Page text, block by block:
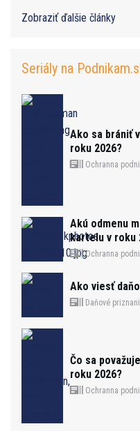
Zobraziť ďalšie články
Seriály na
Ako sa brániť
roku 2026?
Ochranna
Akú odmenu
kartelu v roku
Ochranna
Ako viesť
Daňové
Čo sa
roku 2026?
Ochranna